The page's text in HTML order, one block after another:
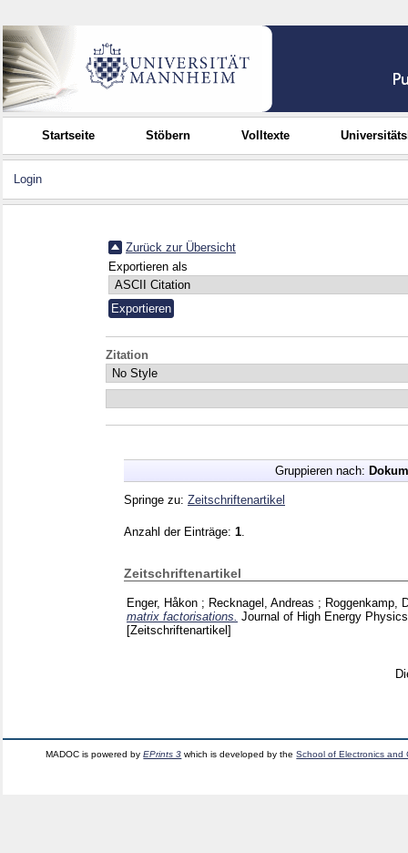
Startseite Stöbern Volltexte
Login
Zurück zur Übersicht
Exportieren als
Zitation
Gruppieren nach:
Springe zu: Zeitschriftenartikel
Anzahl der Einträge: 1
Zeitschriftenartikel
Enger, Håkon ; Recknagel, Andreas ; Roggenkamp,
matrix factorisations. Journal of High Energy
[Zeitschriftenartikel]
MADOC is powered byEPrints 3 which is developed by theSchool of Electronics and